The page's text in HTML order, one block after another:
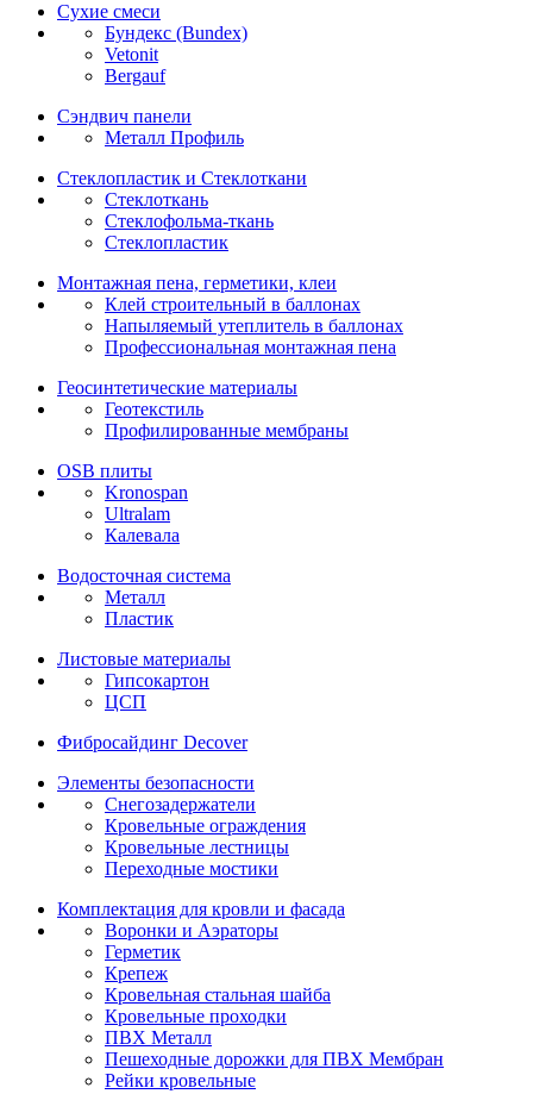
Сухие смеси
Бундекс (Bundex)
Vetonit
Bergauf
Сэндвич панели
Металл Профиль
Стеклопластик и Стеклоткани
Стеклоткань
Стеклофольма-ткань
Стеклопластик
Монтажная пена, герметики, клеи
Клей строительный в баллонах
Напыляемый утеплитель в баллонах
Профессиональная монтажная пена
Геосинтетические материалы
Геотекстиль
Профилированные мембраны
OSB плиты
Kronospan
Ultralam
Калевала
Водосточная система
Металл
Пластик
Листовые материалы
Гипсокартон
ЦСП
Фибросайдинг Decover
Элементы безопасности
Снегозадержатели
Кровельные ограждения
Кровельные лестницы
Переходные мостики
Комплектация для кровли и фасада
Воронки и Аэраторы
Герметик
Крепеж
Кровельная стальная шайба
Кровельные проходки
ПВХ Металл
Пешеходные дорожки для ПВХ Мембран
Рейки кровельные